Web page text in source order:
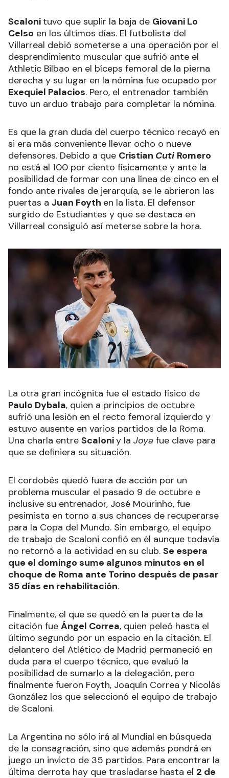
Scaloni tuvo que suplir la baja de Giovani Lo
Celso en los últimos días. El futbolista del
Villarreal debió someterse a una operación por el
desprendimiento muscular que sufrió ante el
Athletic Bilbao en el bíceps femoral de la pierna
derecha y su lugar en la nómina fue ocupado por
Exequiel Palacios. Pero, el entrenador también
tuvo un arduo trabajo para completar la nómina.
Es que la gran duda del cuerpo técnico recayó en
si era más conveniente llevar ocho o nueve
defensores. Debido a que Cristian Cuti Romero
no está al 100 por ciento físicamente y ante la
posibilidad de formar con una línea de cinco en el
fondo ante rivales de jerarquía, se le abrieron las
puertas a Juan Foyth en la lista. El defensor
surgido de Estudiantes y que se destaca en
Villarreal consiguió así meterse sobre la hora.
La otra gran incógnita fue el estado físico de
Paulo Dybala, quien a principios de octubre
sufrió una lesión en el recto femoral izquierdo y
estuvo ausente en varios partidos de la Roma.
Una charla entre Scaloniy la Joya fue clave para
que se definiera su situación.
El cordobés quedó fuera de acción por un
problema muscular el pasado 9 de octubre e
inclusive su entrenador, José Mourinho, fue
pesimista en torno a sus chances de recuperarse
para la Copa del Mundo. Sin embargo, el equipo
de trabajo de Scaloni confió en él aunque todavía
no retornó a la actividad en su club. Se espera
que el domingo sume algunos minutos en el
choque de Roma ante Torino después de pasar
35 días en rehabilitación.
Finalmente, el que se quedó en la puerta de la
citación fue Ángel Correa, quien peleó hasta el
último segundo por un espacio en la citación. El
delantero del Atlético de Madrid permaneció en
duda para el cuerpo técnico, que evaluó la
posibilidad de sumarlo a la delegación, pero
finalmente fueron Foyth, Joaquín Correa y Nicolás
González los que seleccionó el equipo de trabajo
de Scaloni.
La Argentina no sólo irá al Mundial en búsqueda
de la consagración, sino que además pondrá en
juego un invicto de 35 partidos. Para encontrar la
última derrota hay que trasladarse hasta el 2 de